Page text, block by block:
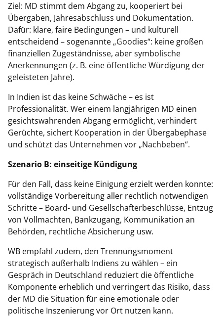
Ziel: MD stimmt dem Abgang zu, kooperiert bei
Übergaben, Jahresabschluss und Dokumentation.
Dafür: klare, faire Bedingungen – und kulturell
entscheidend – sogenannte „Goodies“: keine großen
finanziellen Zugeständnisse, aber symbolische
Anerkennungen (z. B. eine öffentliche Würdigung der
geleisteten Jahre).
In Indien ist das keine Schwäche – es ist
Professionalität. Wer einem langjährigen MD einen
gesichtswahrenden Abgang ermöglicht, verhindert
Gerüchte, sichert Kooperation in der Übergabephase
und schützt das Unternehmen vor „Nachbeben“.
Szenario B: einseitige Kündigung
Für den Fall, dass keine Einigung erzielt werden konnte:
vollständige Vorbereitung aller rechtlich notwendigen
Schritte – Board- und Gesellschafterbeschlüsse, Entzug
von Vollmachten, Bankzugang, Kommunikation an
Behörden, rechtliche Absicherung usw.
WB empfahl zudem, den Trennungsmoment
strategisch außerhalb Indiens zu wählen – ein
Gespräch in Deutschland reduziert die öffentliche
Komponente erheblich und verringert das Risiko, dass
der MD die Situation für eine emotionale oder
politische Inszenierung vor Ort nutzen kann.